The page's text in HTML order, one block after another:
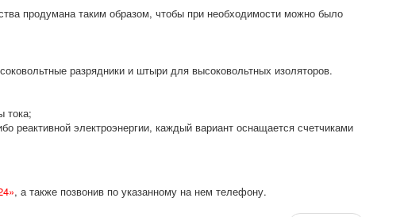
продумана таким образом, чтобы при необходимости можно было
разрядники и штыри для высоковольтных изоляторов.
тока;
реактивной электроэнергии, каждый вариант оснащается счетчиками
, а также позвонив по указанному на нем телефону.